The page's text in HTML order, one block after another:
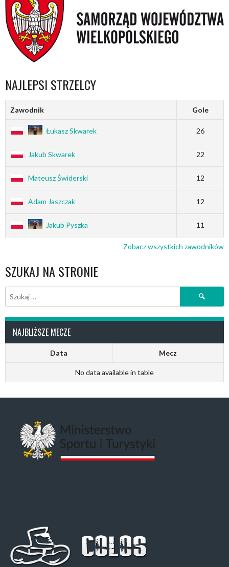
NAJLEPSI STRZELCY
Zawodnik Gole
Łukasz Skwarek 26
Jakub Skwarek 22
Mateusz Świderski 12
Adam Jaszczak 12
Jakub Pyszka 11
Zobacz wszystkich zawodników
SZUKAJ NA STRONIE
Szukaj:
NAJBLIŻSZE MECZE
Data Mecz
No data available in table